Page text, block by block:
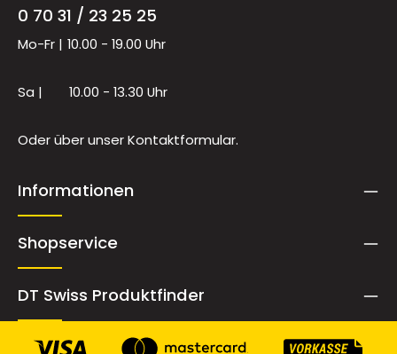
0 70 31 / 23 25 25
Mo-Fr | 10.00 - 19.00 Uhr
Sa | 10.00 - 13.30 Uhr
Oder über unserKontaktformular.
Informationen
Shopservice
DT Swiss Produktfinder